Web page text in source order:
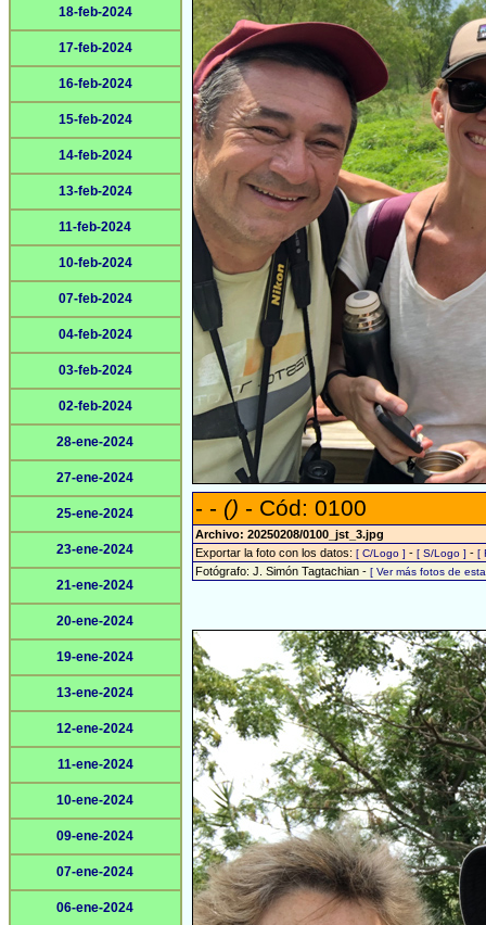
18-feb-2024
17-feb-2024
16-feb-2024
15-feb-2024
14-feb-2024
13-feb-2024
11-feb-2024
10-feb-2024
07-feb-2024
04-feb-2024
03-feb-2024
02-feb-2024
28-ene-2024
27-ene-2024
25-ene-2024
23-ene-2024
21-ene-2024
20-ene-2024
19-ene-2024
13-ene-2024
12-ene-2024
11-ene-2024
10-ene-2024
09-ene-2024
07-ene-2024
06-ene-2024
- - () - Cód: 0100
Archivo: 20250208/0100_jst_3.jpg
Exportar la foto con los datos: [ C/Logo ] - [ S/Logo ] - [
Fotógrafo: J. Simón Tagtachian - [ Ver más fotos de